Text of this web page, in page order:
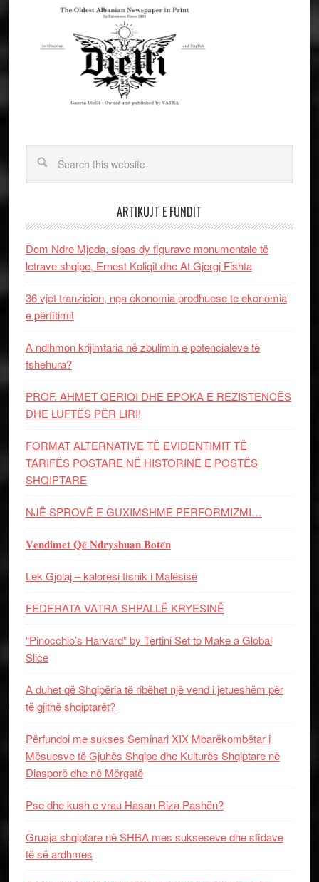
ARTIKUJT E FUNDIT
Dom Ndre Mjeda, sipas dy figurave monumentale të
letrave shqipe, Ernest Koliqit dhe At Gjergj Fishta
36 vjet tranzicion, nga ekonomia prodhuese te ekonomia
e përfitimit
A ndihmon krijimtaria në zbulimin e potencialeve të
fshehura?
PROF. AHMET QERIQI DHE EPOKA E REZISTENCЁS
DHE LUFTЁS PЁR LIRI!
FORMAT ALTERNATIVE TË EVIDENTIMIT TË
TARIFËS POSTARE NË HISTORINË E POSTËS
SHQIPTARE
NJË SPROVË E GUXIMSHME PERFORMIZMI…
𝐕𝐞𝐧𝐝𝐢𝐦𝐞𝐭 𝐐𝐞̈ 𝐍𝐝𝐫𝐲𝐬𝐡𝐮𝐚𝐧 𝐁𝐨𝐭𝐞̈𝐧
Lek Gjolaj – kalorësi fisnik i Malësisë
FEDERATA VATRA SHPALLË KRYESINË
“Pinocchio’s Harvard” by Tertini Set to Make a Global
Slice
A duhet që Shqipëria të ribëhet një vend i jetueshëm për
të gjithë shqiptarët?
Përfundoi me sukses Seminari XIX Mbarëkombëtar i
Mësuesve të Gjuhës Shqipe dhe Kulturës Shqiptare në
Diasporë dhe në Mërgatë
Pse dhe kush e vrau Hasan Riza Pashën?
Gruaja shqiptare në SHBA mes sukseseve dhe sfidave
të së ardhmes